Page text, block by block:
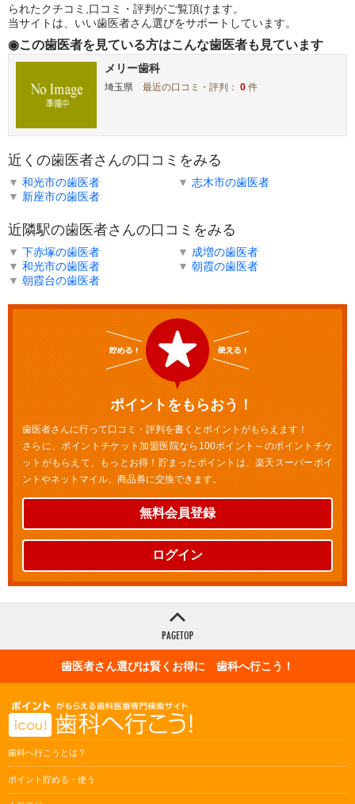
られたクチコミ,口コミ・評判がご覧頂けます。
当サイトは、いい歯医者さん選びをサポートしています。
◉この歯医者を見ている方はこんな歯医者も見ています
メリー歯科
埼玉県 最近の口コミ・評判：0 件
近くの歯医者さんの口コミをみる
▼ 和光市の歯医者 ▼ 志木市の歯医者
▼ 新座市の歯医者
近隣駅の歯医者さんの口コミをみる
▼ 下赤塚の歯医者 ▼ 成増の歯医者
▼ 和光市の歯医者 ▼ 朝霞の歯医者
▼ 朝霞台の歯医者
ポイントをもらおう！
歯医者さんに行って口コミ・評判を書くとポイントがもらえます！
さらに、ポイントチケット加盟医院なら100ポイント～のポイントチケ
ットがもらえて、もっとお得！貯まったポイントは、楽天スーパーポイ
ントやネットマイル、商品券に交換できます。
無料会員登録
ログイン
歯医者さん選びは賢くお得に 歯科へ行こう！
歯科へ行こうとは？
ポイント貯める・使う